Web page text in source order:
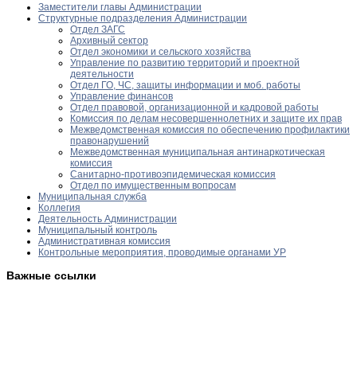
Заместители главы Администрации
Структурные подразделения Администрации
Отдел ЗАГС
Архивный сектор
Отдел экономики и сельского хозяйства
Управление по развитию территорий и проектной
деятельности
Отдел ГО, ЧС, защиты информации и моб. работы
Управление финансов
Отдел правовой, организационной и кадровой работы
Комиссия по делам несовершеннолетних и защите их прав
Межведомственная комиссия по обеспечению профилактики
правонарушений
Межведомственная муниципальная антинаркотическая
комиссия
Санитарно-противоэпидемическая комиссия
Отдел по имущественным вопросам
Муниципальная служба
Коллегия
Деятельность Администрации
Муниципальный контроль
Административная комиссия
Контрольные мероприятия, проводимые органами УР
Важные ссылки